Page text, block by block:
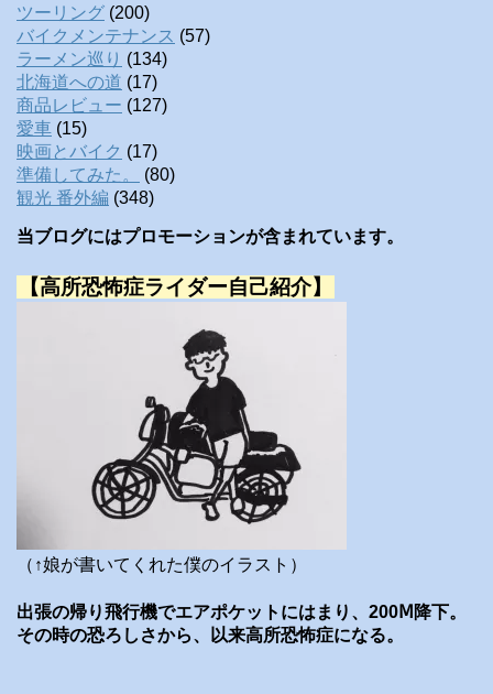
ツーリング (200)
バイクメンテナンス (57)
ラーメン巡り (134)
北海道への道 (17)
商品レビュー (127)
愛車 (15)
映画とバイク (17)
準備してみた。
(80)
観光 番外編 (348)
当ブログにはプロモーションが含まれています。
【高所恐怖症ライダー自己紹介】
（↑娘が書いてくれた僕のイラスト）
出張の帰り飛行機でエアポケットにはまり、200Ⅿ降下。
その時の恐ろしさから、以来高所恐怖症になる。